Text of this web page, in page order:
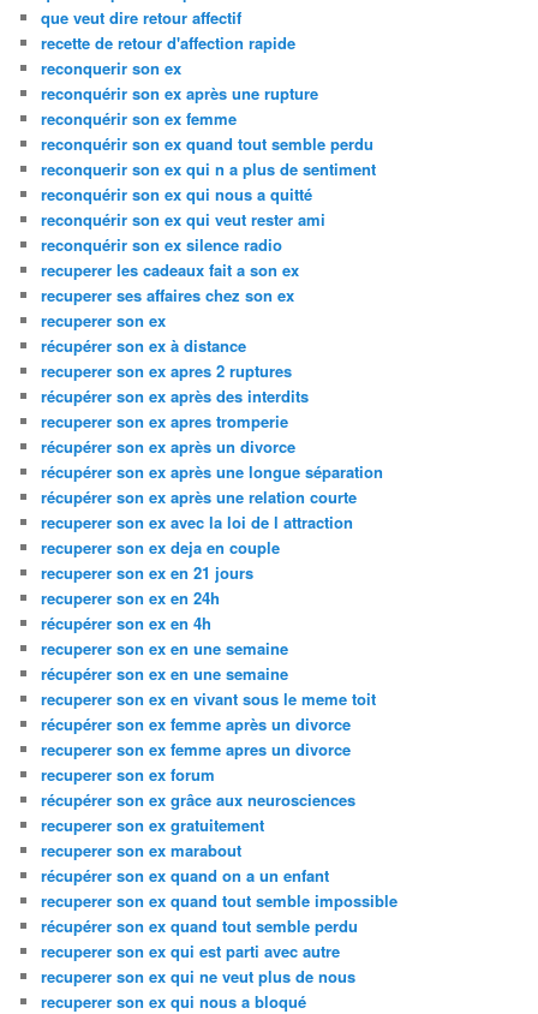
que veut dire retour affectif
recette de retour d'affection rapide
reconquerir son ex
reconquérir son ex après une rupture
reconquérir son ex femme
reconquérir son ex quand tout semble perdu
reconquerir son ex qui n a plus de sentiment
reconquérir son ex qui nous a quitté
reconquérir son ex qui veut rester ami
reconquérir son ex silence radio
recuperer les cadeaux fait a son ex
recuperer ses affaires chez son ex
recuperer son ex
récupérer son ex à distance
recuperer son ex apres 2 ruptures
récupérer son ex après des interdits
recuperer son ex apres tromperie
récupérer son ex après un divorce
récupérer son ex après une longue séparation
récupérer son ex après une relation courte
recuperer son ex avec la loi de l attraction
recuperer son ex deja en couple
recuperer son ex en 21 jours
recuperer son ex en 24h
récupérer son ex en 4h
recuperer son ex en une semaine
récupérer son ex en une semaine
recuperer son ex en vivant sous le meme toit
récupérer son ex femme après un divorce
recuperer son ex femme apres un divorce
recuperer son ex forum
récupérer son ex grâce aux neurosciences
recuperer son ex gratuitement
recuperer son ex marabout
récupérer son ex quand on a un enfant
recuperer son ex quand tout semble impossible
récupérer son ex quand tout semble perdu
recuperer son ex qui est parti avec autre
recuperer son ex qui ne veut plus de nous
recuperer son ex qui nous a bloqué